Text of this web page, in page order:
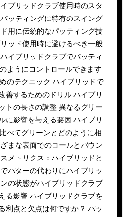
ブリッドクラブ使用時のスタ
ッティングに特有のスイング
用に伝統的なパッティング技
ッド使用時に避けるべき一般
イブリッドクラブでパッティ
ようにコントロールできます
のテクニック ハイブリッドで
善するためのドリル ハイブリ
トの長さの調整 異なるグリー
に影響を与える要因 ハイブリ
べてグリーンとどのように相
まな表面でのロールとバウン
メトリクス：ハイブリッドと
パターの代わりにハイブリッ
の状態がハイブリッドクラブ
る影響 ハイブリッドクラブを
利点と欠点は何ですか？ パッ